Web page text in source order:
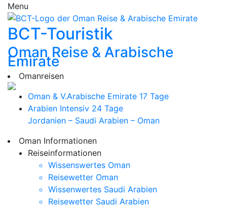
Menu
BCT-Touristik
Oman Reise & Arabische
Emirate
Omanreisen
Oman & V.Arabische Emirate 17 Tage
Arabien Intensiv 24 Tage
Jordanien – Saudi Arabien – Oman
Oman Informationen
Reiseinformationen
Wissenswertes Oman
Reisewetter Oman
Wissenwertes Saudi Arabien
Reisewetter Saudi Arabien